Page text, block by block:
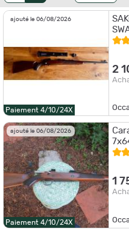
ajouté le 06/08/2026
Paiement 4/10/24X
2
ajouté le 06/08/2026
Paiement 4/10/24X
1